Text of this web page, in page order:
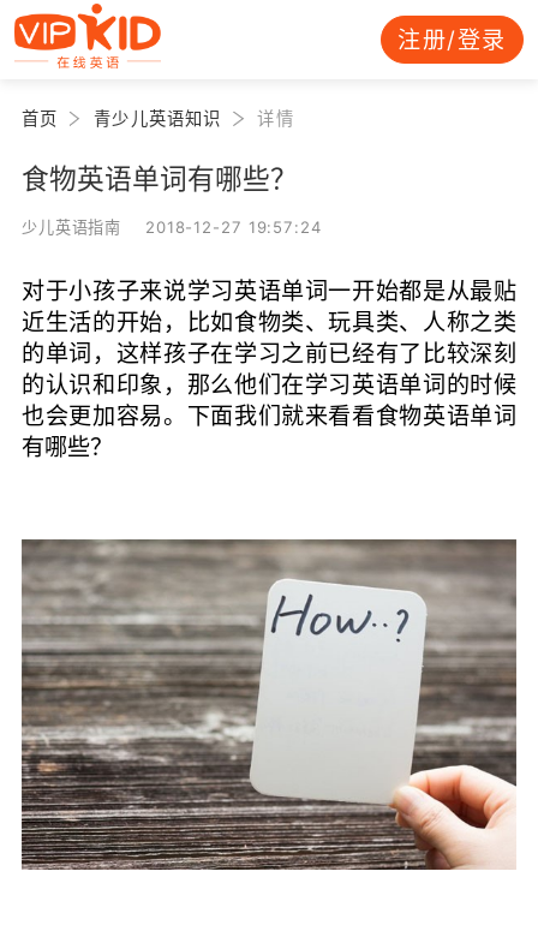
注册/登录
首页 青少儿英语知识 详情
食物英语单词有哪些？
少儿英语指南 2018-12-27 19:57:24
对于小孩子来说学习英语单词一开始都是从最贴
近生活的开始，比如食物类、玩具类、人称之类
的单词，这样孩子在学习之前已经有了比较深刻
的认识和印象，那么他们在学习英语单词的时候
也会更加容易。下面我们就来看看食物英语单词
有哪些？